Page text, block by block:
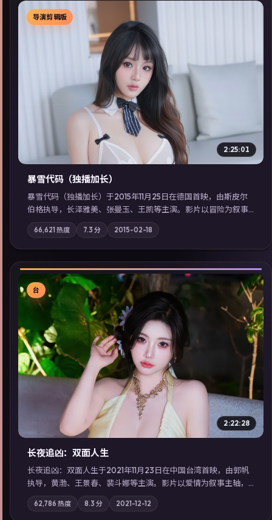
▶
导演剪辑版
2:25:01
暴雪代码（独播加长）
暴雪代码（独播加长）于2015年11月25日在德国首映，由斯皮尔
伯格执导，长泽雅美、张曼玉、王凯等主演。影片以冒险为叙事
主轴，亲情与职责必须在倒计时结束前做出抉择；摄影与配乐强
化地域气质；站内亦可通过「国产免费观看高清电视剧在线看」
延展检索同类型高分佳作，畅享高清在线追剧体验。
66,621 热度 7.3 分 2015-02-18
▶
台
2:22:28
长夜追凶：双面人生
长夜追凶：双面人生于2021年11月23日在中国台湾首映，由郭帆
执导，黄渤、王景春、裴斗娜等主演。影片以爱情为叙事主轴，
科技与人性的边界在实验事故后逐渐模糊；摄影与配乐强化地域
气质；站内亦可通过「国产免费观看高清电视剧在线看」延展检
62,786 热度 8.3 分 2021-12-12